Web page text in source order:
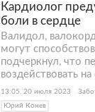
Кардиолог
боли в сердце
Валидол,
могут
подчеркнул, что
воздействовать
13:05, 20 июля 2023
Юрий Конев